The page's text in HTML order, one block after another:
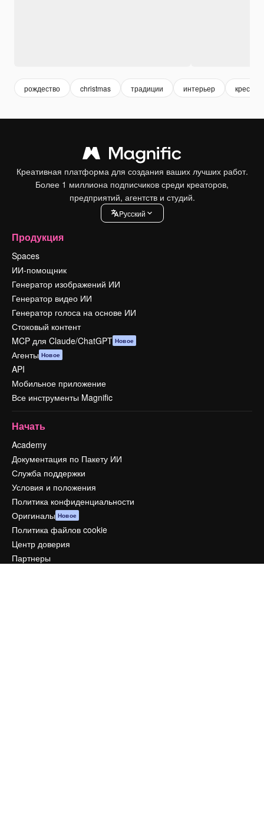
рождество christmas традиции интерьер кресло
Креативная платформа для создания ваших лучших работ.
Более 1 миллиона подписчиков среди креаторов,
предприятий, агентств и студий.
Pусский
Продукция
Spaces
ИИ-помощник
Генератор изображений ИИ
Генератор видео ИИ
Генератор голоса на основе ИИ
Стоковый контент
MCP для Claude/ChatGPT Новое
Агенты Новое
API
Мобильное приложение
Все инструменты Magnific
Начать
Academy
Документация по Пакету ИИ
Служба поддержки
Условия и положения
Политика конфиденциальности
Оригиналы Новое
Политика файлов cookie
Центр доверия
Партнеры